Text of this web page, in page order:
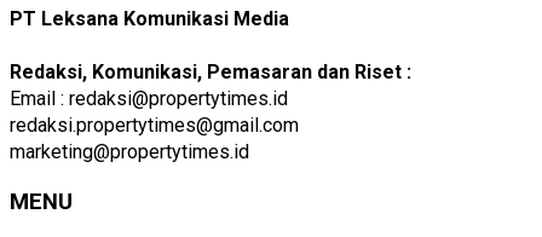
PT Leksana Komunikasi Media
Redaksi, Komunikasi, Pemasaran dan Riset :
Email : redaksi@propertytimes.id
redaksi.propertytimes@gmail.com
marketing@propertytimes.id
MENU